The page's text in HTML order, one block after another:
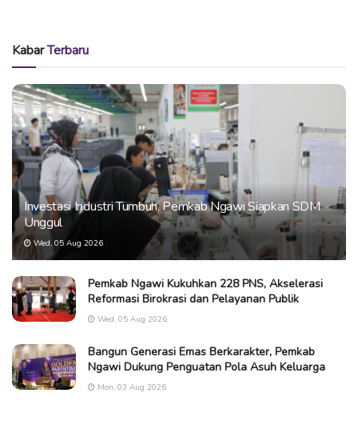
KabarTerbaru
Investasi Industri Tumbuh, Pemkab Ngawi Siapkan SDM
Unggul
Wed, 05 Aug 2026
Pemkab Ngawi Kukuhkan 228 PNS, Akselerasi
Reformasi Birokrasi dan Pelayanan Publik
Wed, 05 Aug 2026
Bangun Generasi Emas Berkarakter, Pemkab
Ngawi Dukung Penguatan Pola Asuh Keluarga
Mon, 03 Aug 2026